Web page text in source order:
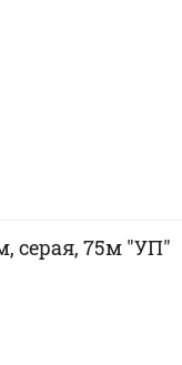
серая, 75м "УП"